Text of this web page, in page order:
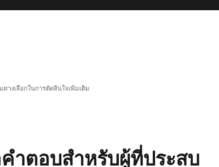
างเลือกในการตัดสินใจเพิ่มเติม
ำตอบสำหรับผู้ที่ประสบ